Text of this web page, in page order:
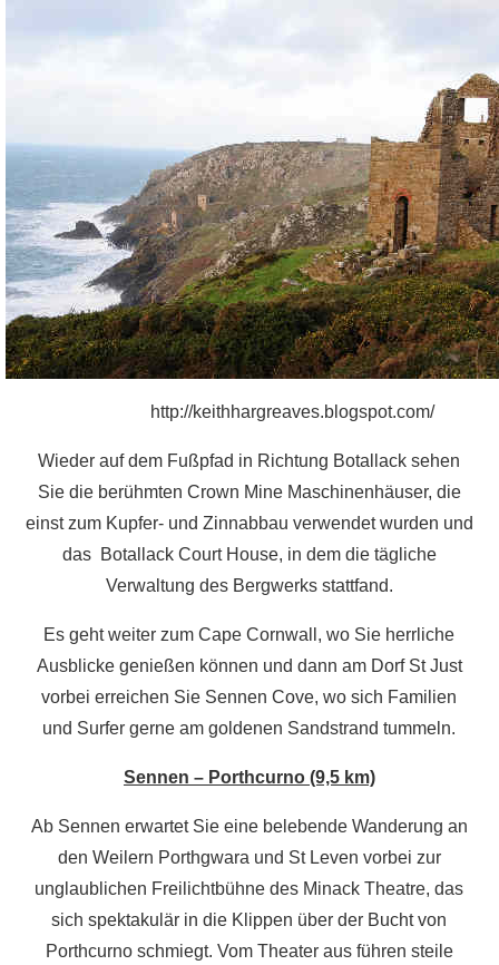
http://keithhargreaves.blogspot.com/
Wieder auf dem Fußpfad in Richtung Botallack sehen
Sie die berühmten Crown Mine Maschinenhäuser, die
einst zum Kupfer- und Zinnabbau verwendet wurden und
das Botallack Court House, in dem die tägliche
Verwaltung des Bergwerks stattfand.
Es geht weiter zum Cape Cornwall, wo Sie herrliche
Ausblicke genießen können und dann am Dorf St Just
vorbei erreichen Sie Sennen Cove, wo sich Familien
und Surfer gerne am goldenen Sandstrand tummeln.
Sennen – Porthcurno (9,5 km)
Ab Sennen erwartet Sie eine belebende Wanderung an
den Weilern Porthgwara und St Leven vorbei zur
unglaublichen Freilichtbühne des Minack Theatre, das
sich spektakulär in die Klippen über der Bucht von
Porthcurno schmiegt. Vom Theater aus führen steile